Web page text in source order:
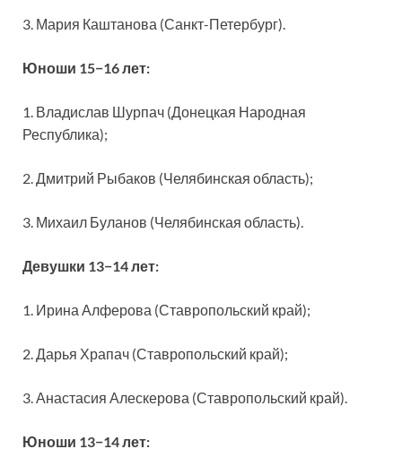
3. Мария Каштанова (Санкт-Петербург).
Юноши 15−16 лет:
1. Владислав Шурпач (Донецкая Народная
Республика);
2. Дмитрий Рыбаков (Челябинская область);
3. Михаил Буланов (Челябинская область).
Девушки 13−14 лет:
1. Ирина Алферова (Ставропольский край);
2. Дарья Храпач (Ставропольский край);
3. Анастасия Алескерова (Ставропольский край).
Юноши 13−14 лет: